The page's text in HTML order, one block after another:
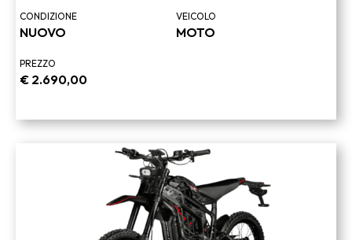
CONDIZIONE
NUOVO
VEICOLO
MOTO
PREZZO
€ 2.690,00